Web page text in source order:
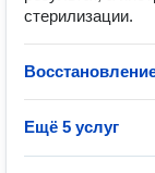
стерилизации.
Ещё 5 услуг